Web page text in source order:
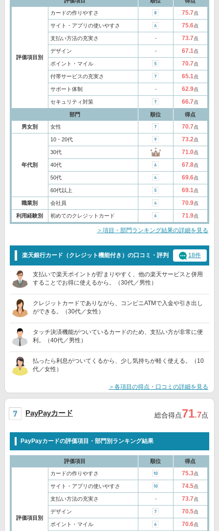
評価項目別
カードの作りやすさ 75.7点
サイト・アプリの使いやすさ 75.6点
支払い方法の充実さ ‐ 73.7点
デザイン ‐ 67.1点
ポイント・マイル 70.7点
付帯サービスの充実さ 65.1点
サポート体制 ‐ 62.9点
セキュリティ対策 66.7点
部門 順位 得点
男女別 女性 70.7点
年代別
10・20代 73.2点
30代 71.0点
40代 67.8点
50代 69.6点
60代以上 69.1点
職業別 会社員 70.9点
利用経験別 初めてのクレジットカード 71.9点
＞項目・部門ランキング結果の詳細を見る
楽天銀行カード（クレジット機能付き）の口コミ・評判 18件
支払いで楽天ポイントが貯まりやすく、他の楽天サービスと併用
することでお得に使えるから。（30代／男性）
クレジットカードでありながら、コンビニATMで入金や引き出し
ができる。（30代／女性）
タッチ決済機能がついているカードのため、支払い方が非常に便
利。（40代／男性）
払ったら利息がついてくるから、少し気持ちが軽く使える。（10
代／女性）
＞各項目の得点・口コミの詳細を見る
PayPayカード 総合得点71.7点
PayPayカードの評価項目・部門別ランキング結果
評価項目 順位 得点
評価項目別
カードの作りやすさ 75.3点
サイト・アプリの使いやすさ 74.5点
支払い方法の充実さ ‐ 73.7点
デザイン 70.5点
ポイント・マイル 70.6点